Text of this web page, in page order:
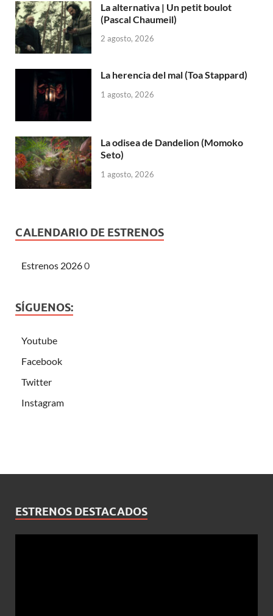
La alternativa | Un petit boulot
(Pascal Chaumeil)
2 agosto, 2026
La herencia del mal (Toa Stappard)
1 agosto, 2026
La odisea de Dandelion (Momoko
Seto)
1 agosto, 2026
CALENDARIO DE ESTRENOS
Estrenos 20260
SÍGUENOS:
Youtube
Facebook
Twitter
Instagram
ESTRENOS DESTACADOS